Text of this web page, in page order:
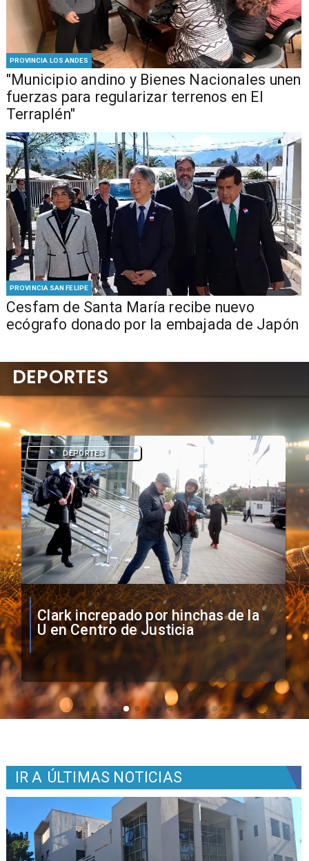
PROVINCIA LOS ANDES
"Municipio andino y Bienes Nacionales unen
fuerzas para regularizar terrenos en El
Terraplén"
PROVINCIA SAN FELIPE
Cesfam de Santa María recibe nuevo
ecógrafo donado por la embajada de Japón
Vozinha firma contrato con Colo
Colo como nuevo arquero
DEPORTES
DEPORTES
IR A ÚLTIMAS NOTICIAS